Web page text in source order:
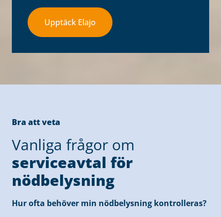
Upptäck Elajo
Bra att veta
Vanliga frågor om
serviceavtal för
nödbelysning
Hur ofta behöver min nödbelysning kontrolleras?